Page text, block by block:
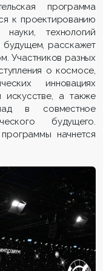
программа
к проектированию
технологий
будущем, расскажет
Участников разных
о космосе,
инновациях
а также
в совместное
будущего.
начнется